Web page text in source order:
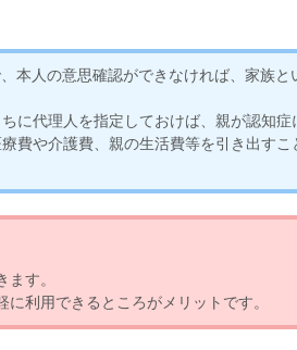
本人の意思確認ができなければ、家族と
に代理人を指定しておけば、親が認知症
費や介護費、親の生活費等を引き出すこ
す。
利用できるところがメリットです。